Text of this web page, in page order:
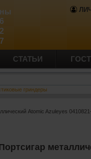
СТАТЬИ
гриндеры
Atomic Azuleyes